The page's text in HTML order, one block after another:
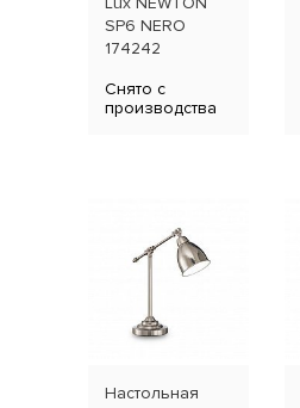
SP6 NERO
174242
Снято с
производства
Настольная